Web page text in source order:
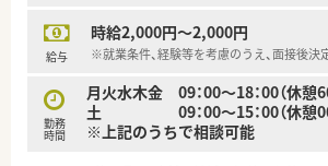
給与
時給2,000円～2,000円
※就業条件、経験等を考慮のうえ、面接後決
勤務
時間
月火水木金 09：00～18：00（休憩
土 09：00～15：00（休憩00
※上記のうちで相談可能